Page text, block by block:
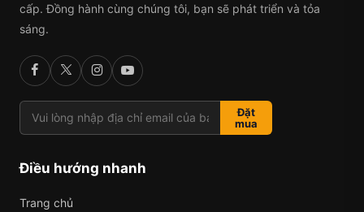
cấp. Đồng hành cùng chúng tôi, bạn sẽ phát triển và tỏa
sáng.
Đặt
mua
Điều hướng nhanh
Trang chủ